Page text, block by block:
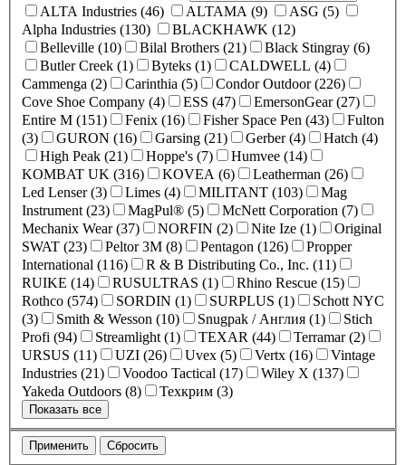
ALTA Industries (46)
ALTAMA (9)
ASG (5)
Alpha Industries (130)
BLACKHAWK (12)
Belleville (10)
Bilal Brothers (21)
Black Stingray (6)
Butler Creek (1)
Byteks (1)
CALDWELL (4)
Cammenga (2)
Carinthia (5)
Condor Outdoor (226)
Cove Shoe Company (4)
ESS (47)
EmersonGear (27)
Entire M (151)
Fenix (16) Fisher Space Pen (43)
Fulton
(3)
GURON (16) Garsing (21) Gerber (4)
Hatch (4)
High Peak (21)
Hoppe's (7)
Humvee (14)
KOMBAT UK (316)
KOVEA (6)
Leatherman (26)
Led Lenser (3)
Limes (4) MILITANT (103)
Mag
Instrument (23)
MagPul® (5)
McNett Corporation (7)
Mechanix Wear (37)
NORFIN (2) Nite Ize (1)
Original
SWAT (23)
Peltor 3M (8) Pentagon (126)
Propper
International (116)
R & B Distributing Co., Inc. (11)
RUIKE (14)
RUSULTRAS (1)
Rhino Rescue (15)
Rothco (574)
SORDIN (1) SURPLUS (1)
Schott NYC
(3)
Smith & Wesson (10) Snugpak / Англия (1)
Stich
Profi (94)
Streamlight (1) TEXAR (44)
Terramar (2)
URSUS (11)
UZI (26) Uvex (5) Vertx (16)
Vintage
Industries (21)
Voodoo Tactical (17)
Wiley X (137)
Yakeda Outdoors (8)
Техкрим (3)
Показать все
Применить Сбросить